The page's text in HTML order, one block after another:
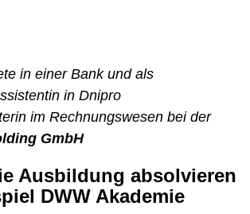
in einer Bank und als
in Dnipro
im Rechnungswesen bei der
GmbH
Ausbildung absolvieren
DWW Akademie